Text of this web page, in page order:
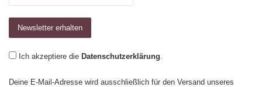
Ich akzeptiere die Datenschutzerklärung
Deine E-Mail-Adresse wird ausschließlich für den Versand unseres